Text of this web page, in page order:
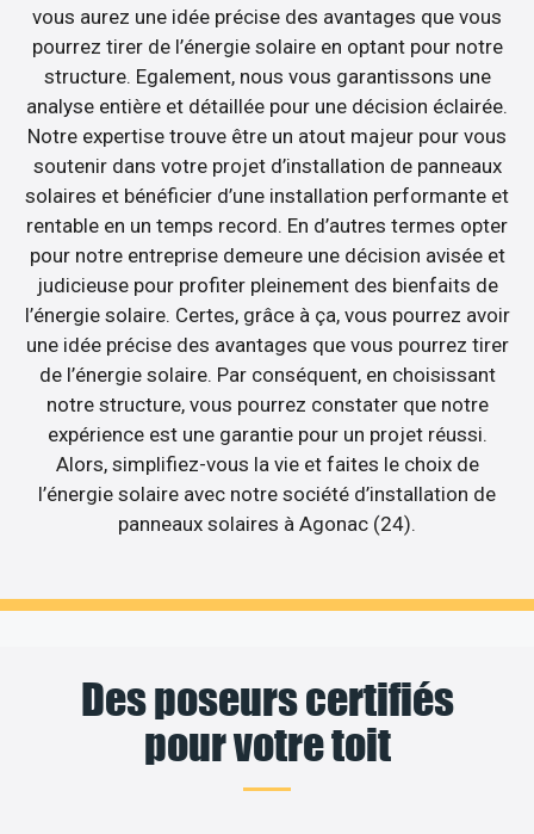
vous aurez une idée précise des avantages que vous
pourrez tirer de l’énergie solaire en optant pour notre
structure. Egalement, nous vous garantissons une
analyse entière et détaillée pour une décision éclairée.
Notre expertise trouve être un atout majeur pour vous
soutenir dans votre projet d’installation de panneaux
solaires et bénéficier d’une installation performante et
rentable en un temps record. En d’autres termes opter
pour notre entreprise demeure une décision avisée et
judicieuse pour profiter pleinement des bienfaits de
l’énergie solaire. Certes, grâce à ça, vous pourrez avoir
une idée précise des avantages que vous pourrez tirer
de l’énergie solaire. Par conséquent, en choisissant
notre structure, vous pourrez constater que notre
expérience est une garantie pour un projet réussi.
Alors, simplifiez-vous la vie et faites le choix de
l’énergie solaire avec notre société d’installation de
panneaux solaires à Agonac (24).
Des poseurs certifiés
pour votre toit